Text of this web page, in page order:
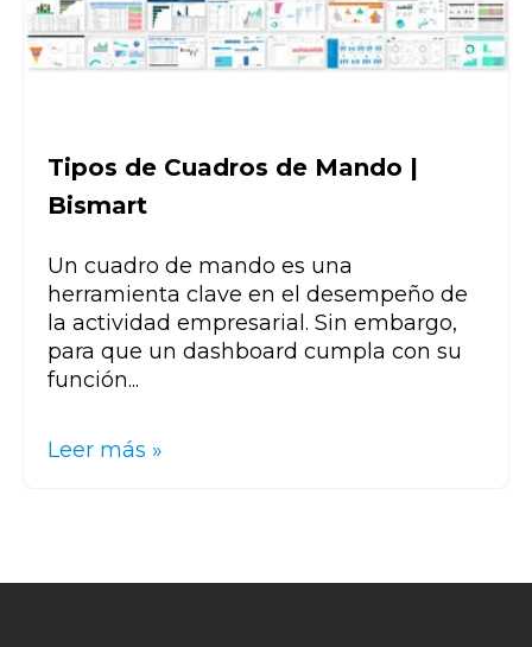
Tipos de Cuadros de Mando |
Bismart
Un cuadro de mando es una
herramienta clave en el desempeño de
la actividad empresarial. Sin embargo,
para que un dashboard cumpla con su
función...
Leer más »